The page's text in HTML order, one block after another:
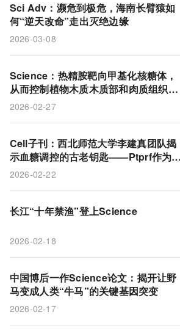
Sci Adv：濒危到极危，海南长臂猿如
何“逆天改命”走出灭绝边缘
2026-03-08
Science：热精胺靶向甲基化核糖体，
从而控制植物木质木质部和肉质组织的
平衡
2026-02-27
Cell子刊：西北师范大学李建真团队揭
示血糖调控的古老钥匙——Ptprf作为A
sprosin的受体，在从鱼到人的进化中
2026-02-22
长江“十年禁渔”登上Science
2026-02-18
中国博后一作Science论文：揭开让野
马变成人类“牛马”的关键基因突变
2026-02-17